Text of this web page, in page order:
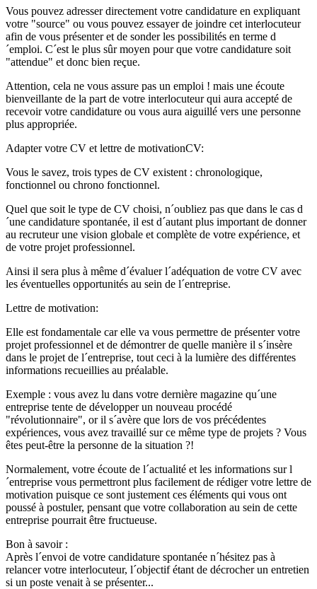
Vous pouvez adresser directement votre candidature en expliquant
votre "source" ou vous pouvez essayer de joindre cet interlocuteur
afin de vous présenter et de sonder les possibilités en terme d
´emploi. C´est le plus sûr moyen pour que votre candidature soit
"attendue" et donc bien reçue.
Attention, cela ne vous assure pas un emploi ! mais une écoute
bienveillante de la part de votre interlocuteur qui aura accepté de
recevoir votre candidature ou vous aura aiguillé vers une personne
plus appropriée.
Adapter votre CV et lettre de motivationCV:
Vous le savez, trois types de CV existent : chronologique,
fonctionnel ou chrono fonctionnel.
Quel que soit le type de CV choisi, n´oubliez pas que dans le cas d
´une candidature spontanée, il est d´autant plus important de donner
au recruteur une vision globale et complète de votre expérience, et
de votre projet professionnel.
Ainsi il sera plus à même d´évaluer l´adéquation de votre CV avec
les éventuelles opportunités au sein de l´entreprise.
Lettre de motivation:
Elle est fondamentale car elle va vous permettre de présenter votre
projet professionnel et de démontrer de quelle manière il s´insère
dans le projet de l´entreprise, tout ceci à la lumière des différentes
informations recueillies au préalable.
Exemple : vous avez lu dans votre dernière magazine qu´une
entreprise tente de développer un nouveau procédé
"révolutionnaire", or il s´avère que lors de vos précédentes
expériences, vous avez travaillé sur ce même type de projets ? Vous
êtes peut-être la personne de la situation ?!
Normalement, votre écoute de l´actualité et les informations sur l
´entreprise vous permettront plus facilement de rédiger votre lettre de
motivation puisque ce sont justement ces éléments qui vous ont
poussé à postuler, pensant que votre collaboration au sein de cette
entreprise pourrait être fructueuse.
Bon à savoir :
Après l´envoi de votre candidature spontanée n´hésitez pas à
relancer votre interlocuteur, l´objectif étant de décrocher un entretien
si un poste venait à se présenter...